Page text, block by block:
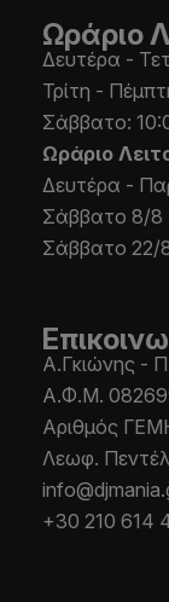
Ωράριο
Δευτέρα -
Τρίτη -
Σάββατο:
Ωράριο
Δευτέρα -
Σάββατο 8/8
Σάββατο 22/
Α.Γκιώνης -
Α.Φ.Μ.
Aριθμός
Λεωφ.
+30 210 614